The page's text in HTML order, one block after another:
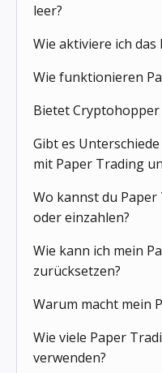
leer?
Wie aktiviere ich
Wie funktionieren
Bietet
Gibt es
mit Paper Trading
Wo kannst du
oder einzahlen?
Wie kann ich mein
zurücksetzen?
Warum macht mein
Wie viele Paper
verwenden?